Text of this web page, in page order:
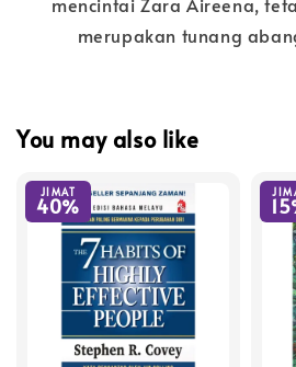
merupakan tunang
You may also like
JIMAT
40%